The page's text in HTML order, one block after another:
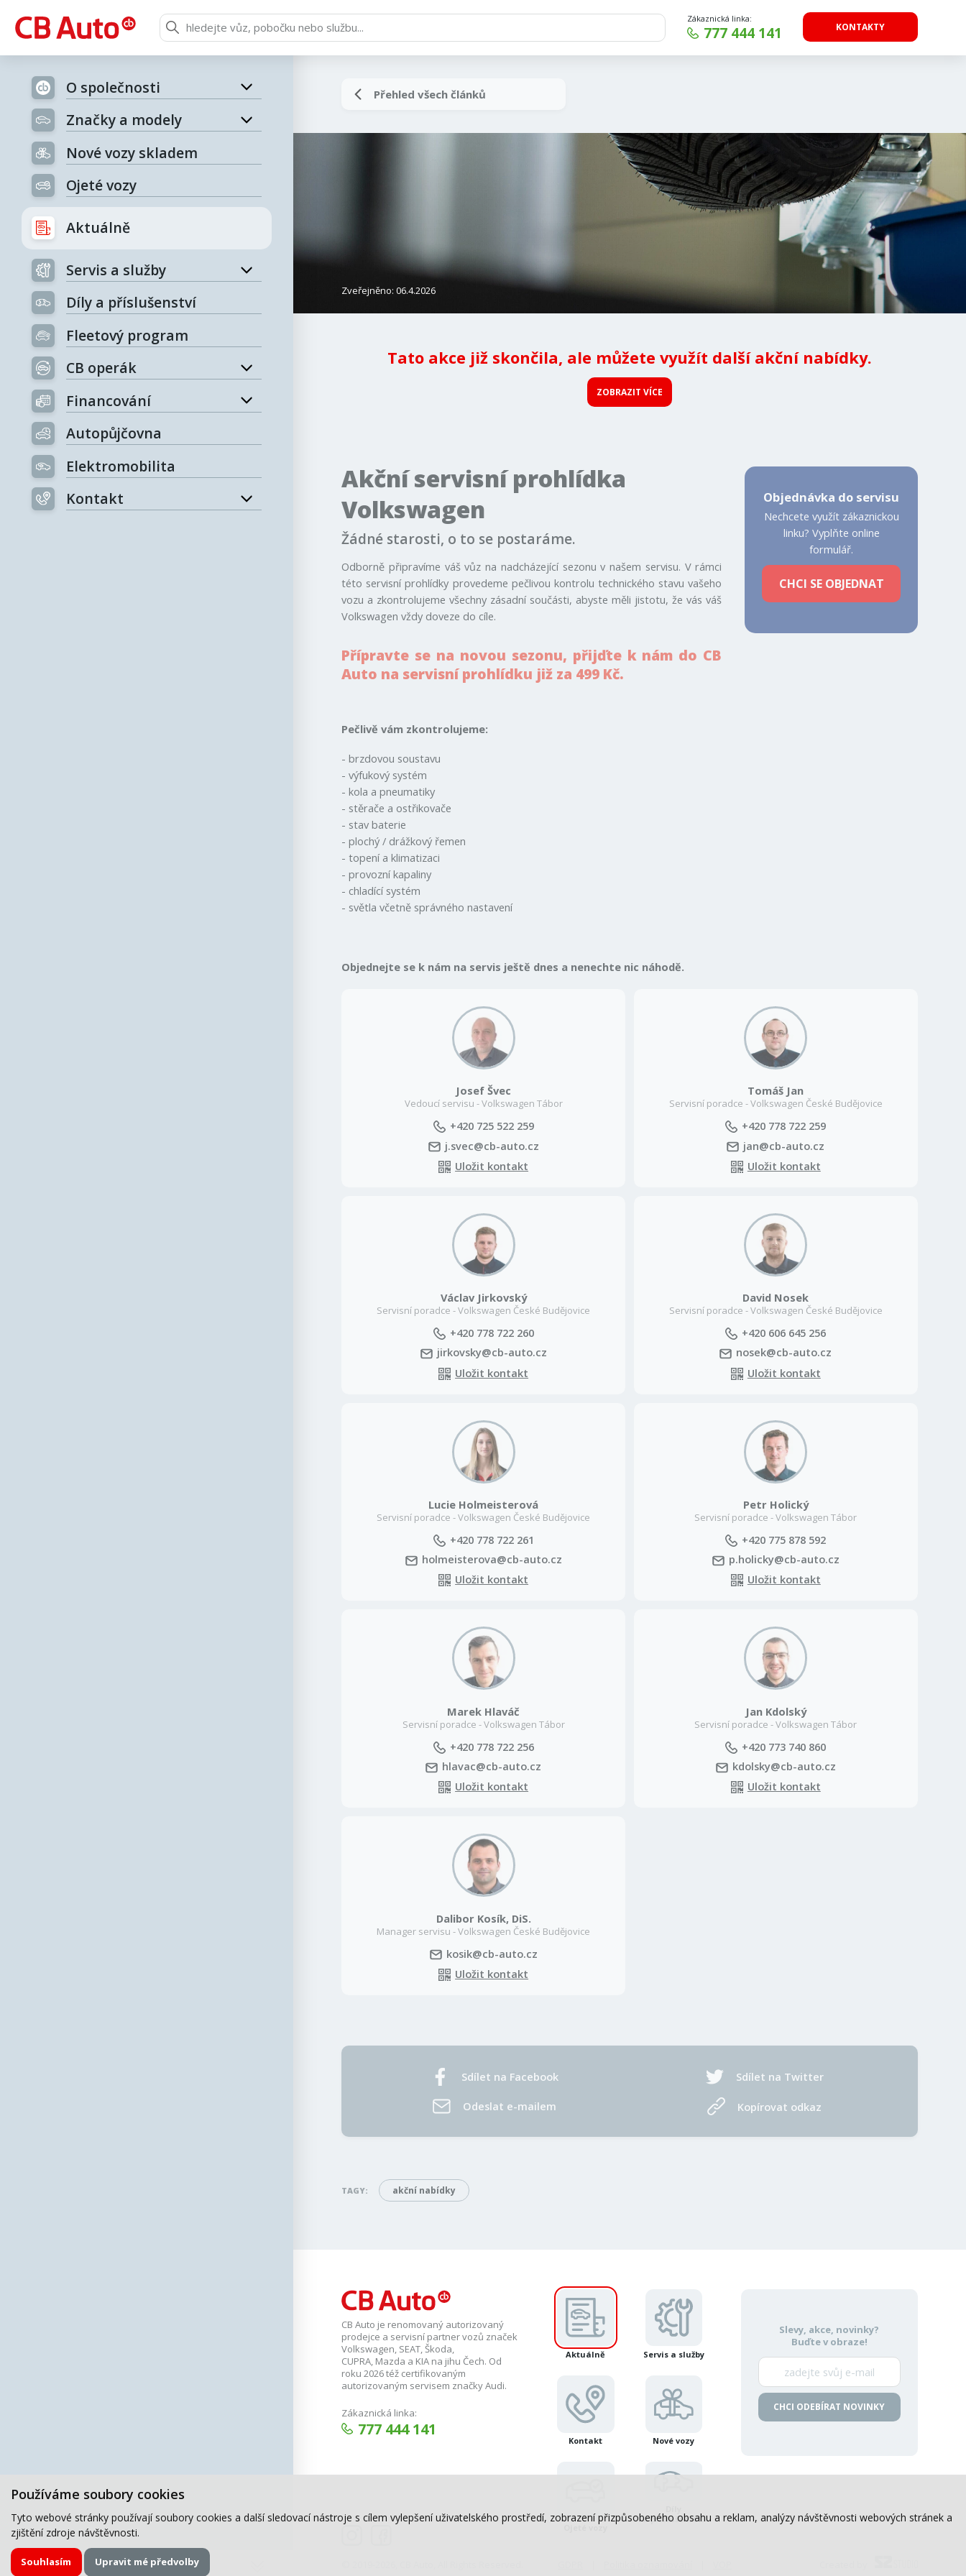
Používáme soubory cookies
Tyto webové stránky používají soubory cookies a další sledovací nástroje s cílem vylepšení uživatelského prostředí, zobrazení přizpůsobeného obsahu a reklam, analýzy návštěvnosti webových stránek a
zjištění zdroje návštěvnosti.
Souhlasím Upravit mé předvolby
Zákaznická linka:
777 444 141 KONTAKTY
O společnosti
Značky a modely
Nové vozy skladem
Ojeté vozy
Aktuálně
Servis a služby
Díly a příslušenství
Fleetový program
CB operák
Financování
Autopůjčovna
Elektromobilita
Kontakt
Přehled všech článků
Zveřejněno: 06.4.2026
Tato akce již skončila, ale můžete využít další akční nabídky.
ZOBRAZIT VÍCE
Akční servisní prohlídka
Volkswagen
Žádné starosti, o to se postaráme.
Odborně připravíme váš vůz na nadcházející sezonu v našem servisu. V rámci
této servisní prohlídky provedeme pečlivou kontrolu technického stavu vašeho
vozu a zkontrolujeme všechny zásadní součásti, abyste měli jistotu, že vás váš
Volkswagen vždy doveze do cíle.
Přípravte se na novou sezonu, přijďte k nám do CB
Auto na servisní prohlídku již za 499 Kč.
Pečlivě vám zkontrolujeme:
- brzdovou soustavu
- výfukový systém
- kola a pneumatiky
- stěrače a ostřikovače
- stav baterie
- plochý / drážkový řemen
- topení a klimatizaci
- provozní kapaliny
- chladící systém
- světla včetně správného nastavení
Objednejte se k nám na servis ještě dnes a nenechte nic náhodě.
Objednávka do servisu
Nechcete využít zákaznickou
linku? Vyplňte online
formulář.
CHCI SE OBJEDNAT
Josef Švec
Vedoucí servisu - Volkswagen Tábor
+420 725 522 259
j.svec@cb-auto.cz
Uložit kontakt
Tomáš Jan
Servisní poradce - Volkswagen České Budějovice
+420 778 722 259
jan@cb-auto.cz
Uložit kontakt
Václav Jirkovský
Servisní poradce - Volkswagen České Budějovice
+420 778 722 260
jirkovsky@cb-auto.cz
Uložit kontakt
David Nosek
Servisní poradce - Volkswagen České Budějovice
+420 606 645 256
nosek@cb-auto.cz
Uložit kontakt
Lucie Holmeisterová
Servisní poradce - Volkswagen České Budějovice
+420 778 722 261
holmeisterova@cb-auto.cz
Uložit kontakt
Petr Holický
Servisní poradce - Volkswagen Tábor
+420 775 878 592
p.holicky@cb-auto.cz
Uložit kontakt
Marek Hlaváč
Servisní poradce - Volkswagen Tábor
+420 778 722 256
hlavac@cb-auto.cz
Uložit kontakt
Jan Kdolský
Servisní poradce - Volkswagen Tábor
+420 773 740 860
kdolsky@cb-auto.cz
Uložit kontakt
Dalibor Kosík, DiS.
Manager servisu - Volkswagen České Budějovice
kosik@cb-auto.cz
Uložit kontakt
Sdílet na Facebook Sdílet na Twitter
Odeslat e-mailem Kopírovat odkaz
TAGY: akční nabídky
CB Auto je renomovaný autorizovaný
prodejce a servisní partner vozů značek
Volkswagen, SEAT, Škoda,
CUPRA, Mazda a KIA na jihu Čech. Od
roku 2026 též certifikovaným
autorizovaným servisem značky Audi.
Zákaznická linka:
777 444 141
Aktuálně Servis a služby
Kontakt Nové vozy
Ojeté vozy
a příslušenství
Slevy, akce, novinky?
Buďte v obraze!
CHCI ODEBÍRAT NOVINKY